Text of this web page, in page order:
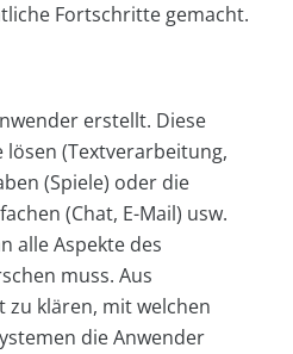
Fortschritte gemacht.
erstellt. Diese
(Textverarbeitung,
(Spiele) oder die
(Chat, E-Mail) usw.
alle Aspekte des
muss. Aus
klären, mit welchen
die Anwender